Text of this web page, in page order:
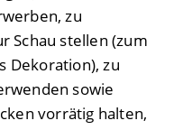
zu
Schau stellen (zum
Dekoration), zu
sowie
vorrätig halten,